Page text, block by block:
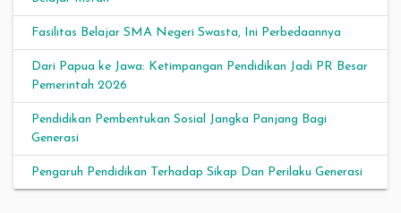
Fasilitas Belajar SMA Negeri Swasta, Ini Perbedaannya
Dari Papua ke Jawa: Ketimpangan Pendidikan Jadi PR Besar
Pemerintah 2026
Pendidikan Pembentukan Sosial Jangka Panjang Bagi
Generasi
Pengaruh Pendidikan Terhadap Sikap Dan Perilaku Generasi